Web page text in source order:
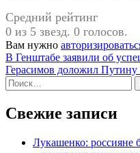
Средний рейтинг
0 из 5 звезд. 0 голосов.
Вам нужно
Навигация
по
записям
В Генштабе заявили об
Герасимов доложил Путину
Найти:
Свежие записи
Лукашенко: россияне